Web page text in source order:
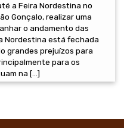
a Feira Nordestina no
Gonçalo, realizar uma
o andamento das
Nordestina está fechada
grandes prejuízos para
para os
na […]